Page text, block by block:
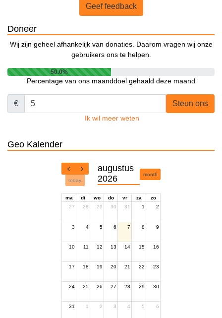
Geef feedback
Doneer
Wij zijn geheel afhankelijk van donaties. Daarom vragen wij onze
gebruikers ons te helpen.
50.0%
Percentage van ons maanddoel gehaald deze maand
€ Steun ons
Ik wil meer weten
Geo Kalender
today
augustus
2026
month
ma di wo do vr za
zo
27
28 29 30 31 1 2
3 4 5 6 7 8 9
10 11 12 13 14 15 16
17 18 19 20 21 22 23
24 25 26 27 28 29 30
31 1 2 3 4 5 6